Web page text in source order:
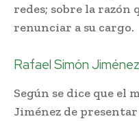
redes; sobre la
renunciar a su cargo.
Rafael Simón
Según se dice que el
Jiménez de